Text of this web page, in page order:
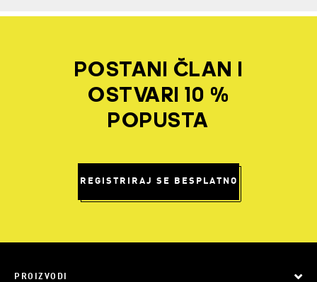
POSTANI ČLAN I
OSTVARI 10 %
POPUSTA
REGISTRIRAJ SE BESPLATNO
PROIZVODI